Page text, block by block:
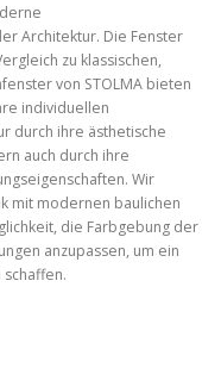
Architektur. Die Fenster
zu klassischen,
von STOLMA bieten
individuellen
durch ihre ästhetische
auch durch ihre
Wir
mit modernen baulichen
die Farbgebung der
anzupassen, um ein